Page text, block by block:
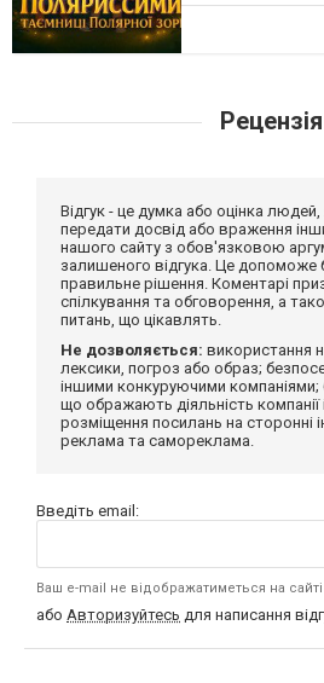
Рецензія
Відгук - це думка або оцінка
передати досвід або враження
нашого сайту з обов'язковою
залишеного відгука. Це допоможе
правильне рішення. Коментарі
спілкування та обговорення, а
питань, що цікавлять.
Не дозволяється: використання
лексики, погроз або образ;
іншими конкуруючими компаніями;
що ображають діяльність компанії
розміщення посилань на сторонні
реклама та самореклама.
Введіть email:
Ваш e-mail не відображатиметься на сайті
або Авторизуйтесь для написання